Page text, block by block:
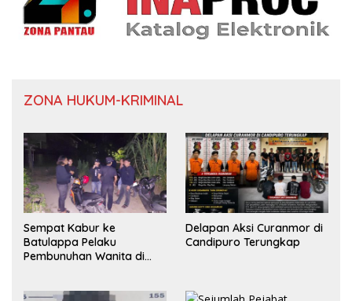
ZONA HUKUM-KRIMINAL
Sempat Kabur ke
Batulappa Pelaku
Pembunuhan Wanita di
Delapan Aksi Curanmor di
Candipuro Terungkap